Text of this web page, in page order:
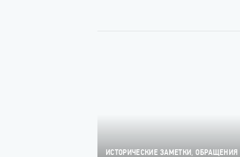
ИСТОРИЧЕСКИЕ ЗАМЕТКИ,ОБРАЩЕНИЯ